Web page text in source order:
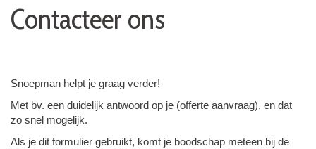
Contacteer ons
Snoepman helpt je graag verder!
Met bv. een duidelijk antwoord op je (offerte aanvraag), en dat
zo snel mogelijk.
Als je dit formulier gebruikt, komt je boodschap meteen bij de